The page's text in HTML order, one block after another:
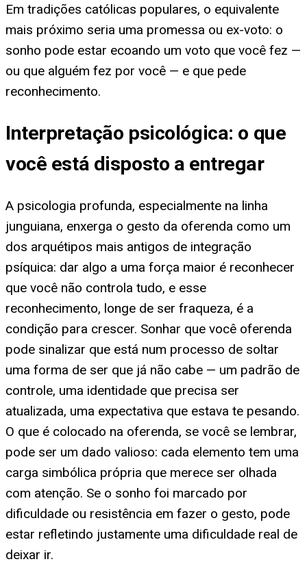
Em tradições católicas populares, o equivalente
mais próximo seria uma promessa ou ex-voto: o
sonho pode estar ecoando um voto que você fez —
ou que alguém fez por você — e que pede
reconhecimento.
Interpretação psicológica: o que
você está disposto a entregar
A psicologia profunda, especialmente na linha
junguiana, enxerga o gesto da oferenda como um
dos arquétipos mais antigos de integração
psíquica: dar algo a uma força maior é reconhecer
que você não controla tudo, e esse
reconhecimento, longe de ser fraqueza, é a
condição para crescer. Sonhar que você oferenda
pode sinalizar que está num processo de soltar
uma forma de ser que já não cabe — um padrão de
controle, uma identidade que precisa ser
atualizada, uma expectativa que estava te pesando.
O que é colocado na oferenda, se você se lembrar,
pode ser um dado valioso: cada elemento tem uma
carga simbólica própria que merece ser olhada
com atenção. Se o sonho foi marcado por
dificuldade ou resistência em fazer o gesto, pode
estar refletindo justamente uma dificuldade real de
deixar ir.